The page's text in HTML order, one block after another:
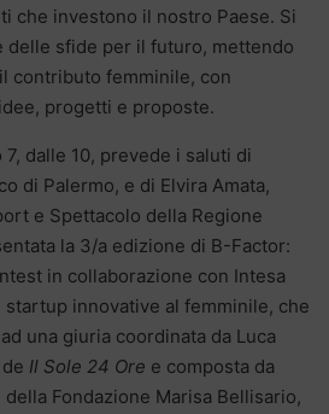
che investono il nostro Paese. Si
delle sfide per il futuro, mettendo
contributo femminile, con
progetti e proposte.
dalle 10, prevede i saluti di
di Palermo, e di Elvira Amata,
e Spettacolo della Regione
la 3/a edizione di B-Factor:
in collaborazione con Intesa
startup innovative al femminile, che
una giuria coordinata da Luca
Il Sole 24 Ore e composta da
Fondazione Marisa Bellisario,